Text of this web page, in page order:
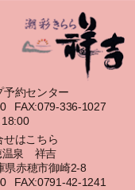
予約センター
FAX:079-336-1027
せはこちら
温泉 祥吉
赤穂市御崎2-8
FAX:0791-42-1241